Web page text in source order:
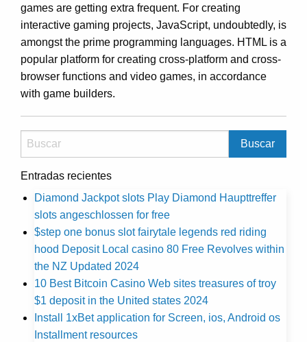
games are getting extra frequent. For creating
interactive gaming projects, JavaScript, undoubtedly, is
amongst the prime programming languages. HTML is a
popular platform for creating cross-platform and cross-
browser functions and video games, in accordance
with game builders.
Entradas recientes
Diamond Jackpot slots Play Diamond Haupttreffer
slots angeschlossen for free
$step one bonus slot fairytale legends red riding
hood Deposit Local casino 80 Free Revolves within
the NZ Updated 2024
10 Best Bitcoin Casino Web sites treasures of troy
$1 deposit in the United states 2024
Install 1xBet application for Screen, ios, Android os
Installment resources